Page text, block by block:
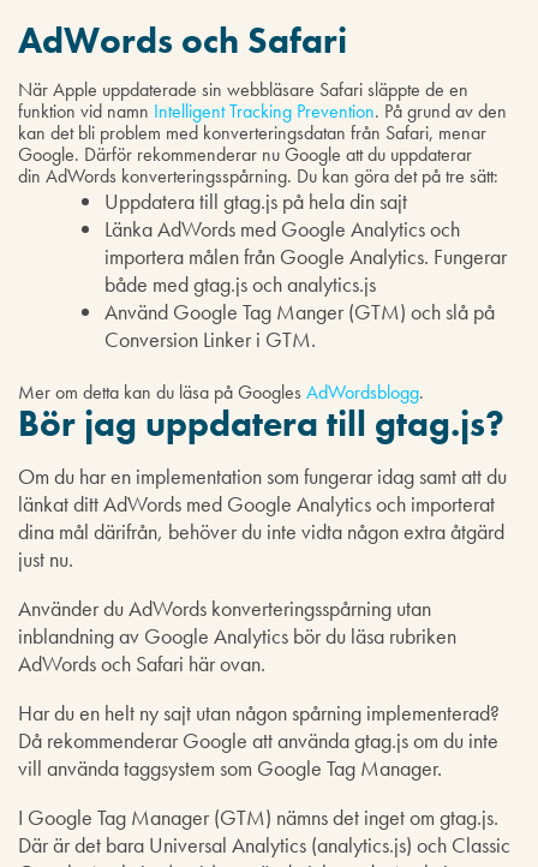
AdWords och Safari
När Apple uppdaterade sin webbläsare Safari släppte de en
funktion vid namn Intelligent Tracking Prevention. På grund av den
kan det bli problem med konverteringsdatan från Safari, menar
Google. Därför rekommenderar nu Google att du uppdaterar
din AdWords konverteringsspårning. Du kan göra det på tre sätt:
Uppdatera till gtag.js på hela din sajt
Länka AdWords med Google Analytics och
importera målen från Google Analytics. Fungerar
både med gtag.js och analytics.js
Använd Google Tag Manger (GTM) och slå på
Conversion Linker i GTM.
Mer om detta kan du läsa på Googles AdWordsblogg.
Bör jag uppdatera till gtag.js?
Om du har en implementation som fungerar idag samt att du
länkat ditt AdWords med Google Analytics och importerat
dina mål därifrån, behöver du inte vidta någon extra åtgärd
just nu.
Använder du AdWords konverteringsspårning utan
inblandning av Google Analytics bör du läsa rubriken
AdWords och Safari här ovan.
Har du en helt ny sajt utan någon spårning implementerad?
Då rekommenderar Google att använda gtag.js om du inte
vill använda taggsystem som Google Tag Manager.
I Google Tag Manager (GTM) nämns det inget om gtag.js.
Där är det bara Universal Analytics (analytics.js) och Classic